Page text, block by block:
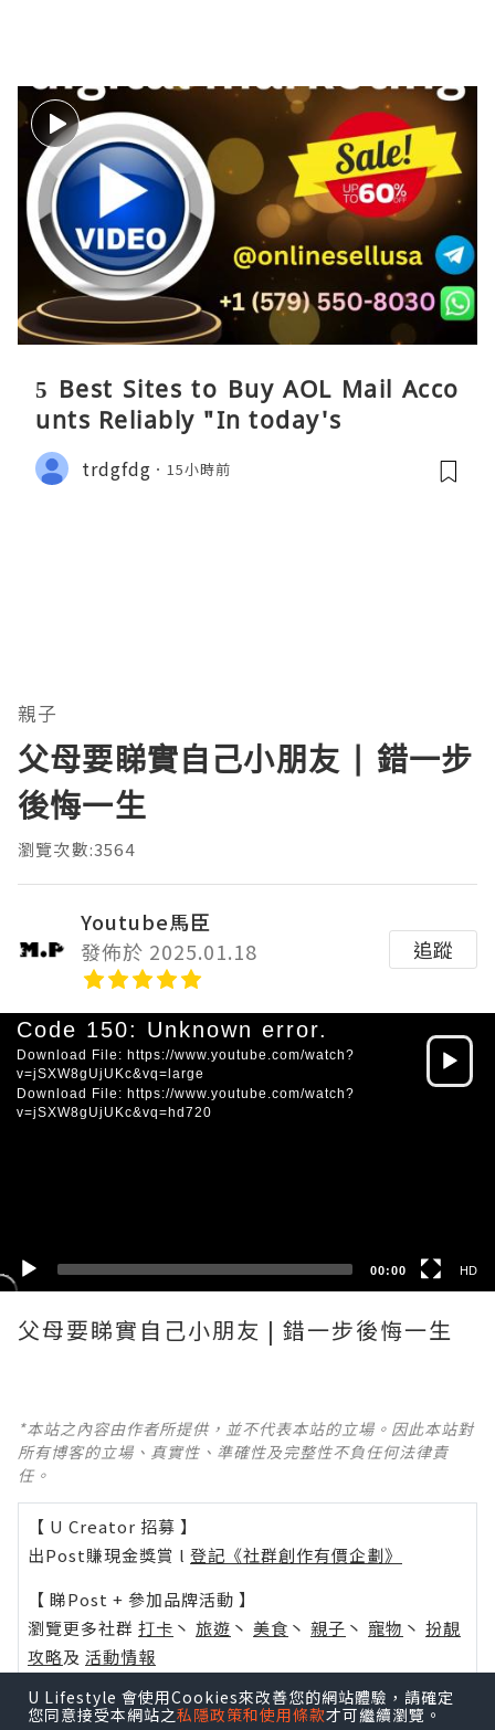
5 Best Sites to Buy AOL Mail Acco
unts Reliably "In today's
trdgfdg 15小時前
親子
父母要睇實自己小朋友 | 錯一步
後悔一生
瀏覽次數:3564
Youtube馬臣
發佈於 2025.01.18
追蹤
Video
Player
Code 150: Unknown error.
Download File: https://www.youtube.com/watch?
v=jSXW8gUjUKc&vq=large
Download File: https://www.youtube.com/watch?
v=jSXW8gUjUKc&vq=hd720
00:00 HD
父母要睇實自己小朋友 | 錯一步後悔一生
*本站之內容由作者所提供，並不代表本站的立場。因此本站對
所有博客的立場、真實性、準確性及完整性不負任何法律責
任。
【 U Creator 招募 】
出Post賺現金獎賞 l 登記《社群創作有價企劃》
【 睇Post + 參加品牌活動 】
瀏覽更多社群 打卡 丶 旅遊 丶 美食 丶 親子 丶 寵物 丶 扮靚
攻略及 活動情報
U Blog開咗WhatsApp啦！發掘更多吃喝玩樂資訊！
U Lifestyle 會使用Cookies來改善您的網站體驗，請確定
您同意接受本網站之私隱政策和使用條款才可繼續瀏覽。